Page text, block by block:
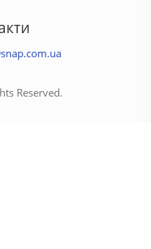
Reserved.